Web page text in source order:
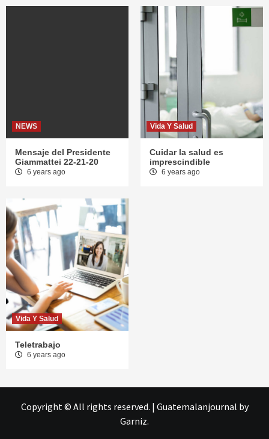
NEWS
Mensaje del Presidente
Giammattei 22-21-20
6 years ago
Vida Y Salud
Cuidar la salud es
imprescindible
6 years ago
Vida Y Salud
Teletrabajo
6 years ago
Copyright © All rights reserved. | Guatemalanjournal by
Garniz.